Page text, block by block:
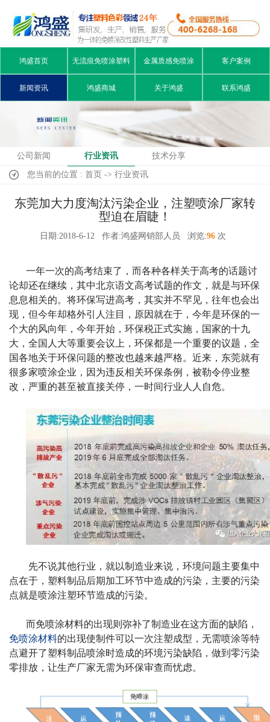
鸿盛首页 无流痕免喷涂塑料 金属质感免喷涂 客户案例
新闻资讯 鸿盛商城 关于鸿盛 联系鸿盛
公司新闻 行业资讯 技术分享
您当前的位置 : 首页 -> 行业资讯
东莞加大力度淘汰污染企业，注塑喷涂厂家转
型迫在眉睫！
日期:2018-6-12 作者:鸿盛网销部人员 浏览:96次
一年一次的高考结束了，而各种各样关于高考的话题讨
论却还在继续，其中北京语文高考试题的作文，就是与环保
息息相关的。将环保写进高考，其实并不罕见，往年也会出
现，但今年却格外引人注目，原因就在于，今年是环保的一
个大的风向年，今年开始，环保税正式实施，国家的十九
大，全国人大等重要会议上，环保都是一个重要的议题，全
国各地关于环保问题的整改也越来越严格。近来，东莞就有
很多家喷涂企业，因为违反相关环保条例，被勒令停业整
改，严重的甚至被直接关停，一时间行业人人自危。
先不说其他行业，就以制造业来说，环境问题主要集中
点在于，塑料制品后期加工环节中造成的污染，主要的污染
点就是喷涂注塑环节造成的污染。
而免喷涂材料的出现则弥补了制造业在这方面的缺陷，
免喷涂材料的出现使制件可以一次注塑成型，无需喷涂等特
点避开了塑料制品喷涂时造成的环境污染缺陷，做到零污染
零排放，让生产厂家无需为环保审查而忧虑。